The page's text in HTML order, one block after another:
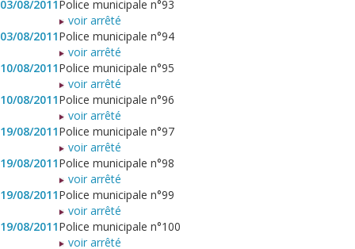
03/08/2011Police municipale n°93
voir arrêté
03/08/2011Police municipale n°94
voir arrêté
10/08/2011Police municipale n°95
voir arrêté
10/08/2011Police municipale n°96
voir arrêté
19/08/2011Police municipale n°97
voir arrêté
19/08/2011Police municipale n°98
voir arrêté
19/08/2011Police municipale n°99
voir arrêté
19/08/2011Police municipale n°100
voir arrêté